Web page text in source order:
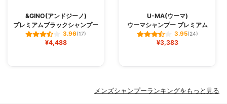
&GINO(アンドジーノ)
プレミアムブラックシャンプー
3.96(17)
¥4,488
U-MA(ウーマ)
ウーマシャンプー プレミアム
3.95(24)
¥3,383
メンズシャンプーランキングをもっと見る